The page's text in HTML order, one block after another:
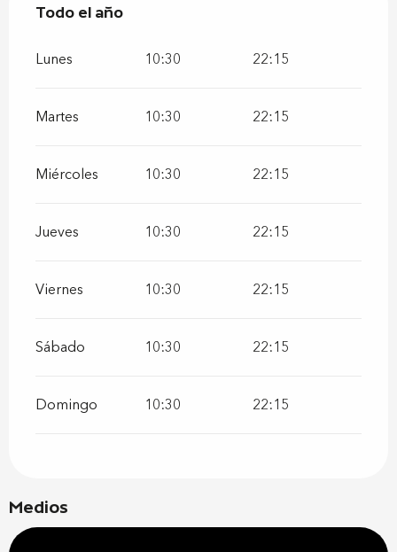
Todo el año
Todo el año
Lunes 10:30 22:15
Martes 10:30 22:15
Miércoles 10:30 22:15
Jueves 10:30 22:15
Viernes 10:30 22:15
Sábado 10:30 22:15
Domingo 10:30 22:15
Medios